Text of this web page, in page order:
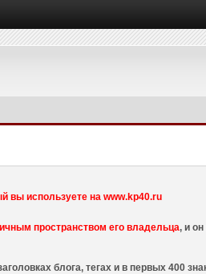
вы используете на www.kp40.ru
пространством его владельца, и
блога, тегах и в первых 400